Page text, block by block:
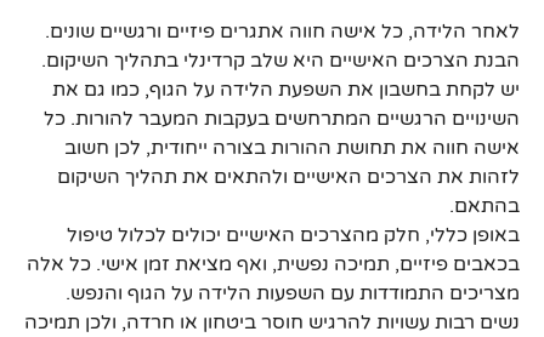
לאחר הלידה, כל אישה חווה אתגרים פיזיים ורגשיים שונים.
הבנת הצרכים האישיים היא שלב קרדינלי בתהליך השיקום.
יש לקחת בחשבון את השפעת הלידה על הגוף, כמו גם את
השינויים הרגשיים המתרחשים בעקבות המעבר להורות. כל
אישה חווה את תחושת ההורות בצורה ייחודית, לכן חשוב
לזהות את הצרכים האישיים ולהתאים את תהליך השיקום
בהתאם.
באופן כללי, חלק מהצרכים האישיים יכולים לכלול טיפול
בכאבים פיזיים, תמיכה נפשית, ואף מציאת זמן אישי. כל אלה
מצריכים התמודדות עם השפעות הלידה על הגוף והנפש.
נשים רבות עשויות להרגיש חוסר ביטחון או חרדה, ולכן תמיכה